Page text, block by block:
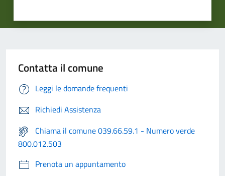
Contatta il comune
Leggi le domande frequenti
Richiedi Assistenza
Chiama il comune 039.66.59.1 - Numero verde
800.012.503
Prenota un appuntamento